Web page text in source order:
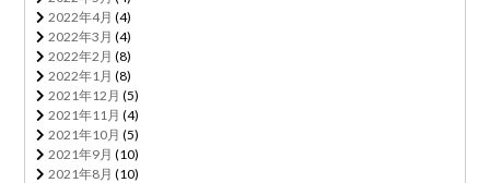
2022年4月 (4)
2022年3月 (4)
2022年2月 (8)
2022年1月 (8)
2021年12月 (5)
2021年11月 (4)
2021年10月 (5)
2021年9月 (10)
2021年8月 (10)